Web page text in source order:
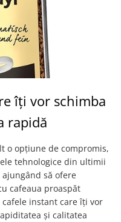
îți vor schimba
rapidă
o opțiune de compromis,
tehnologice din ultimii
să ofere
cafeaua proaspăt
instant care îți vor
și calitatea